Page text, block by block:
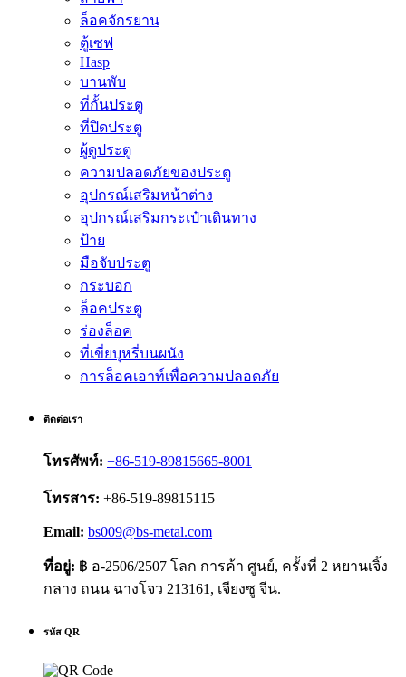
ล็อคจักรยาน
ตู้เซฟ
Hasp
บานพับ
ที่กั้นประตู
ที่ปิดประตู
ผู้ดูประตู
ความปลอดภัยของประตู
อุปกรณ์เสริมหน้าต่าง
อุปกรณ์เสริมกระเป๋าเดินทาง
ป้าย
มือจับประตู
กระบอก
ล็อคประตู
ร่องล็อค
ที่เขี่ยบุหรี่บนผนัง
การล็อคเอาท์เพื่อความปลอดภัย
ติดต่อเรา
โทรศัพท์: +86-519-89815665-8001
โทรสาร: +86-519-89815115
Email: bs009@bs-metal.com
ที่อยู่: ฿ อ-2506/2507 โลก การค้า ศูนย์, ครั้งที่ 2 หยานเจิ้ง
กลาง ถนน ฉางโจว 213161, เจียงซู จีน.
รหัส QR